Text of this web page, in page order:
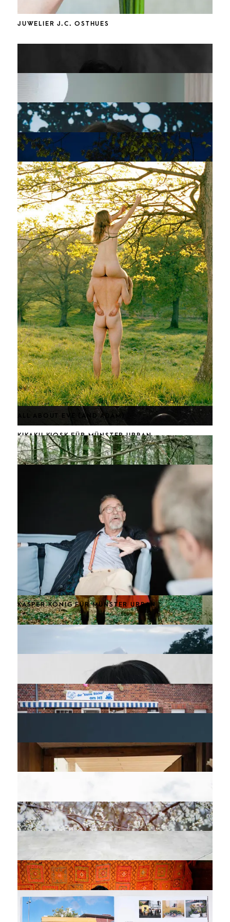
JUWELIER J.C. OSTHUES
PORTRAITS BLACK & WHITE
SWANTJE HINRICHSEN
PATTERN PORTRAITS
KIKAKU KIOSK FÜR MÜNSTER URBAN
ALL ABOUT EVE (AND ADAM)
WOMAN ON HORSEBACK
KASPER KÖNIG FÜR MÜNSTER URBAN
TEAM SKULPTUR PROJEKTE 2017